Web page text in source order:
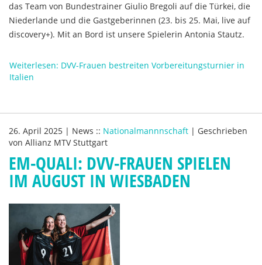
das Team von Bundestrainer Giulio Bregoli auf die Türkei, die
Niederlande und die Gastgeberinnen (23. bis 25. Mai, live auf
discovery+). Mit an Bord ist unsere Spielerin Antonia Stautz.
Weiterlesen: DVV-Frauen bestreiten Vorbereitungsturnier in
Italien
26. April 2025 | News :: Nationalmannnschaft | Geschrieben
von Allianz MTV Stuttgart
EM-QUALI: DVV-FRAUEN SPIELEN
IM AUGUST IN WIESBADEN